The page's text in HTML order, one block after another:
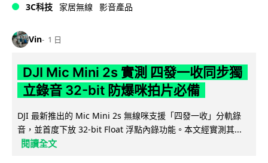
3C科技 家居無線 影音產品
Vin 1 日
DJI Mic Mini 2s 實測 四發一收同步獨
立錄音 32-bit 防爆咪拍片必備
DJI 最新推出的 Mic Mini 2s 無線咪支援「四發一收」分軌錄
音，並首度下放 32-bit Float 浮點內錄功能。本文經實測其...
閱讀全文